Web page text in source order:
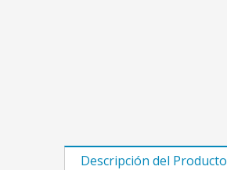
Descripción del Producto